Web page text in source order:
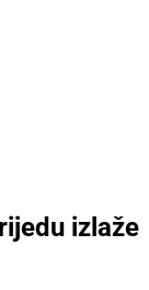
izlaže